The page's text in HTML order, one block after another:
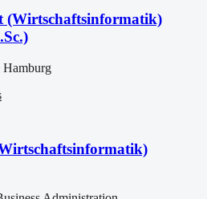
(Wirtschaftsinformatik)
Hamburg